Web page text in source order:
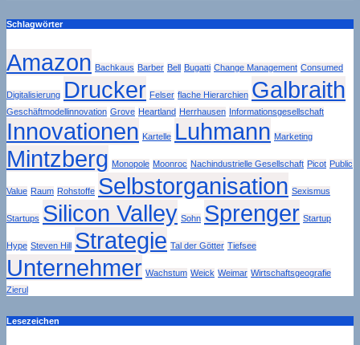
Schlagwörter
Amazon Bachkaus Barber Bell Bugatti Change Management Consumed
Digitalisierung Drucker Felser flache Hierarchien Galbraith
Geschäftmodellinnovation Grove Heartland Herrhausen Informationsgesellschaft
Innovationen Kartelle Luhmann Marketing
Mintzberg Monopole Moonroc Nachindustrielle Gesellschaft Picot Public
Value Raum Rohstoffe Selbstorganisation Sexismus
Startups Silicon Valley Sohn Sprenger Startup
Hype Steven Hill Strategie Tal der Götter Tiefsee
Unternehmer Wachstum Weick Weimar Wirtschaftsgeografie
Zierul
Lesezeichen